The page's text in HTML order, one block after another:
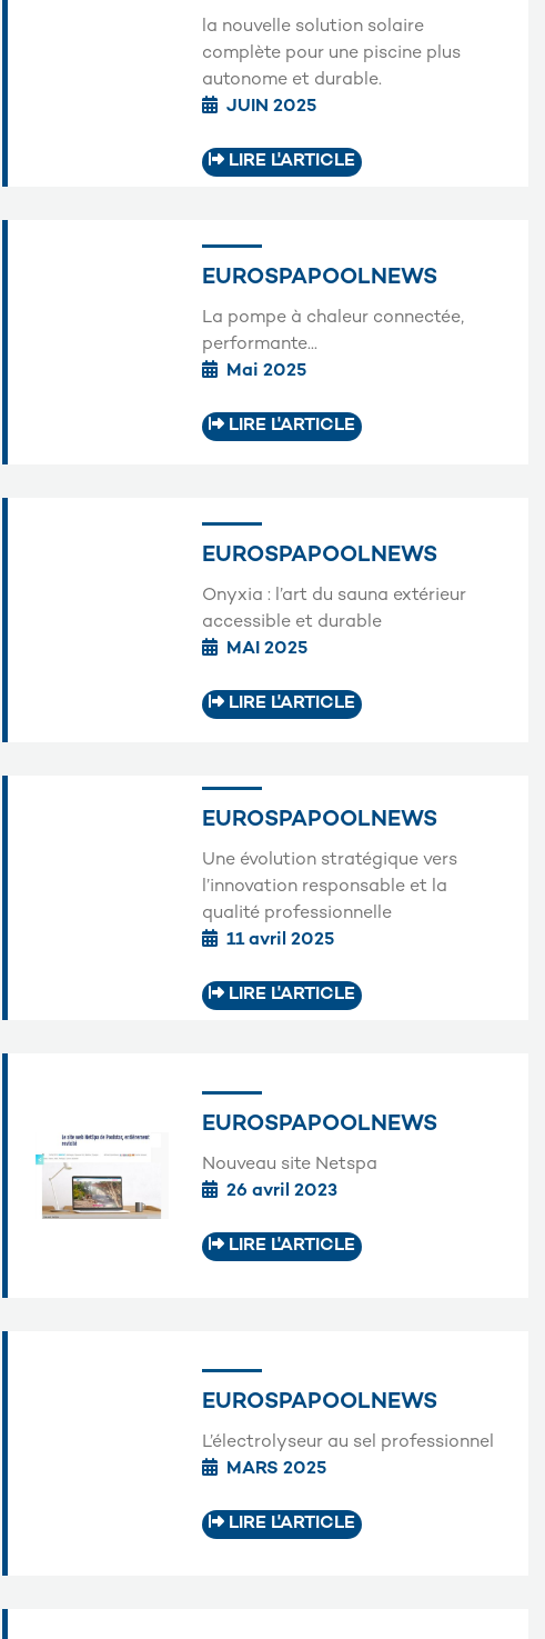
la nouvelle solution solaire
complète pour une piscine plus
autonome et durable.
JUIN 2025
LIRE L'ARTICLE
EUROSPAPOOLNEWS
La pompe à chaleur connectée,
performante...
Mai 2025
LIRE L'ARTICLE
EUROSPAPOOLNEWS
Onyxia : l’art du sauna extérieur
accessible et durable
MAI 2025
LIRE L'ARTICLE
EUROSPAPOOLNEWS
Une évolution stratégique vers
l’innovation responsable et la
qualité professionnelle
11 avril 2025
LIRE L'ARTICLE
EUROSPAPOOLNEWS
Nouveau site Netspa
26 avril 2023
LIRE L'ARTICLE
EUROSPAPOOLNEWS
L’électrolyseur au sel professionnel
MARS 2025
LIRE L'ARTICLE